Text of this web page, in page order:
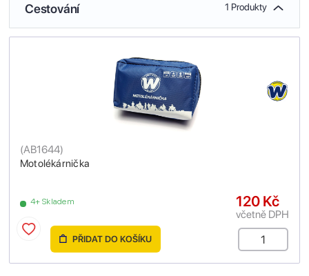
Cestování 1 Produkty
Motolékárnička
(AB1644)
4+ Skladem 120 Kč
včetně DPH
PŘIDAT DO KOŠÍKU